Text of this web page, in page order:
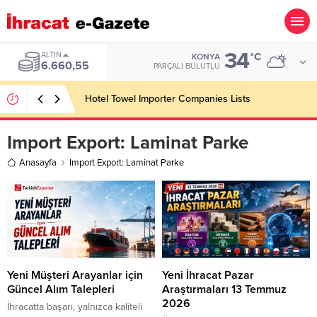
ALTIN
6.660,55
KONYA
PARÇALI BULUTLU 34°C
Hotel Towel Importer Companies Lists
Import Export: Laminat Parke
Anasayfa Import Export: Laminat Parke
Yeni Müşteri Arayanlar için
Güncel Alım Talepleri
İhracatta başarı, yalnızca kaliteli
Yeni İhracat Pazar
Araştırmaları 13 Temmuz
2026